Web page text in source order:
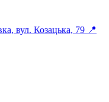
вул. Козацька, 79 📍